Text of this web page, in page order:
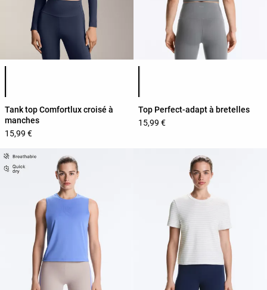
Tank top Comfortlux croisé à
manches
15,99 €
Top Perfect-adapt à bretelles
15,99 €